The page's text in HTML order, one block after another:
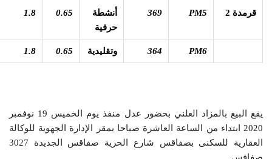
قرمدة 2 PM5
369
أنشطة
حرفية
0.65
1.8
PM6
364 وتقليدية 0.65
1.8
يقع البيع بالمزاد العلني بحضور عدل منفذ يوم الخميس 19 نوفمبر
2020 ابتداء من الساعة العاشرة صباحا بمقر الإدارة الجهوية للوكالة
العقارية للسكنى بصفاقس شارع الحرية صفاقس الجديدة 3027
صفاقس.